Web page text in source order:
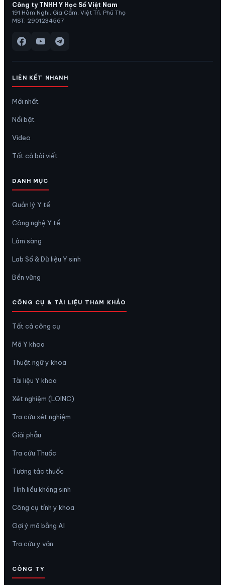
Công ty TNHH Y Học Số Việt Nam
191 Hàm Nghi, Gia Cẩm, Việt Trì, Phú Thọ
MST: 2901234567
LIÊN KẾT NHANH
Mới nhất
Nổi bật
Video
Tất cả bài viết
DANH MỤC
Quản lý Y tế
Công nghệ Y tế
Lâm sàng
Lab Số & Dữ liệu Y sinh
Bền vững
CÔNG CỤ & TÀI LIỆU THAM KHẢO
Tất cả công cụ
Mã Y khoa
Thuật ngữ y khoa
Tài liệu Y khoa
Xét nghiệm (LOINC)
Tra cứu xét nghiệm
Giải phẫu
Tra cứu Thuốc
Tương tác thuốc
Tính liều kháng sinh
Công cụ tính y khoa
Gợi ý mã bằng AI
Tra cứu y văn
CÔNG TY